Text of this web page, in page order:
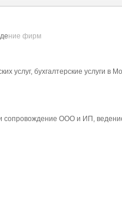
ние фирм
услуг, бухгалтерские услуги в
сопровождение ООО и ИП,